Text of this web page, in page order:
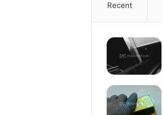
Recent